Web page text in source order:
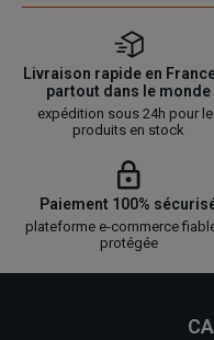
Livraison rapide en
partout dans le monde
expédition sous 24h pour
produits en stock
Paiement 100%
plateforme e-commerce
protégée